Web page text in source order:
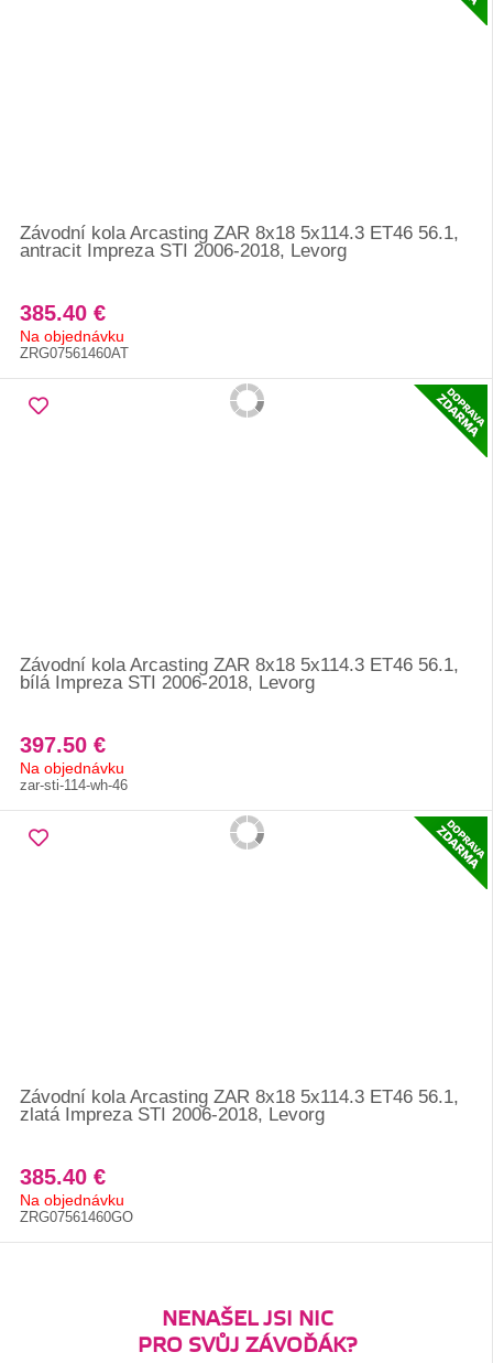
Závodní kola Arcasting ZAR 8x18 5x114.3 ET46 56.1,
antracit Impreza STI 2006-2018, Levorg
385.40 €
Na objednávku
ZRG07561460AT
Závodní kola Arcasting ZAR 8x18 5x114.3 ET46 56.1,
bílá Impreza STI 2006-2018, Levorg
397.50 €
Na objednávku
zar-sti-114-wh-46
Závodní kola Arcasting ZAR 8x18 5x114.3 ET46 56.1,
zlatá Impreza STI 2006-2018, Levorg
385.40 €
Na objednávku
ZRG07561460GO
NENAŠEL JSI NIC
PRO SVŮJ ZÁVOĎÁK?